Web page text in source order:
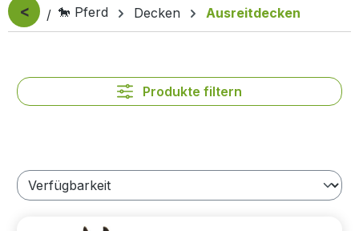
< 🐎 Pferd Decken Ausreitdecken
Produkte filtern